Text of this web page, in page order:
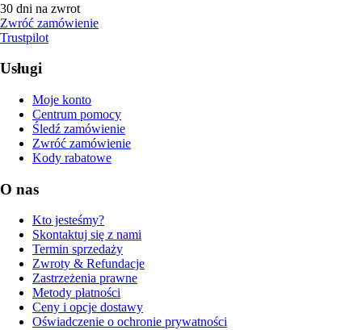
30 dni na zwrot
Zwróć zamówienie
Trustpilot
Usługi
Moje konto
Centrum pomocy
Śledź zamówienie
Zwróć zamówienie
Kody rabatowe
O nas
Kto jesteśmy?
Skontaktuj się z nami
Termin sprzedaży
Zwroty & Refundacje
Zastrzeżenia prawne
Metody płatności
Ceny i opcje dostawy
Oświadczenie o ochronie prywatności